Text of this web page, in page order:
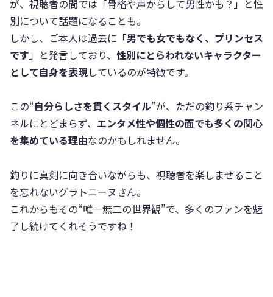
が、視聴者の間では「骨格や声からして男性かも？」と性
別について話題になることも。
しかし、ご本人は過去に「男でも女でもなく、プリンセス
です 」と発言しており、 性別にとらわれないキャラクター
として自身を表現しているのが特徴です。
この“自分らしさを貫くスタイル”が、ただの釣り系チャン
ネルにとどまらず、 エンタメ性や個性の面でも多くの関心
を集めている理由なのかもしれません。
釣りに真剣に向き合いながらも、視聴者を楽しませること
を忘れないグラトニーヌさん。
これからもその“唯一無二の世界観”で、多くのファンを魅
了し続けてくれそうですね！